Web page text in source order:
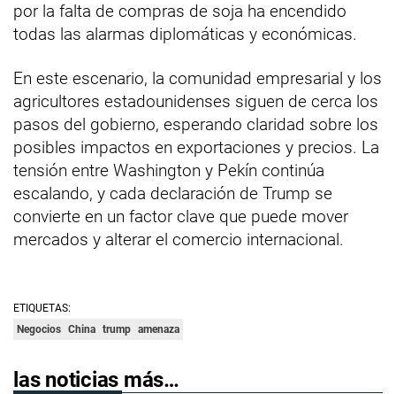
por la falta de compras de soja ha encendido
todas las alarmas diplomáticas y económicas.
En este escenario, la comunidad empresarial y los
agricultores estadounidenses siguen de cerca los
pasos del gobierno, esperando claridad sobre los
posibles impactos en exportaciones y precios. La
tensión entre Washington y Pekín continúa
escalando, y cada declaración de Trump se
convierte en un factor clave que puede mover
mercados y alterar el comercio internacional.
ETIQUETAS:
Negocios China trump amenaza
las noticias más…